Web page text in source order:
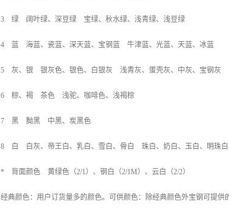
3 绿 阔叶绿、深豆绿 宝绿、秋水绿、浅青绿、浅豆绿
4 蓝 海蓝、瓷蓝、深天蓝、宝钢蓝 牛津蓝、光蓝、天蓝、冰蓝
5 灰、银 银灰色、银色、白银灰 浅青灰、蛋壳灰、中灰、宝钢灰
6 棕、褐 茶色 浅驼、咖啡色、浅褐棕
7 黑 黝黑 中黑、炭黑色
8 白 白灰、帝王白、乳白、雪白、骨白 珠白、奶白、玉白、明珠白
* 背面颜色 黄绿色（2/1）、钢白（2/1M）、云白（2/2）
经典颜色：用户订货量多的颜色。可供颜色：除经典颜色外宝钢可提供